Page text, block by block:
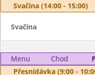
Svačina (14:00 - 15:00)
Svačina
Menu Chod
Přesnídávka (9:00 -